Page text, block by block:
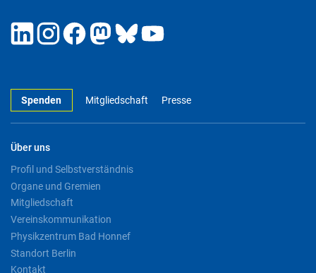
Spenden Mitgliedschaft Presse
Über uns
Profil und Selbstverständnis
Organe und Gremien
Mitgliedschaft
Vereinskommunikation
Physikzentrum Bad Honnef
Standort Berlin
Kontakt